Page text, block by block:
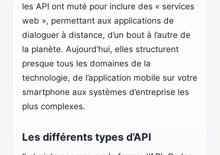
les API ont muté pour inclure des « services
web », permettant aux applications de
dialoguer à distance, d’un bout à l’autre de
la planète. Aujourd’hui, elles structurent
presque tous les domaines de la
technologie, de l’application mobile sur votre
smartphone aux systèmes d’entreprise les
plus complexes.
Les différents types d’API